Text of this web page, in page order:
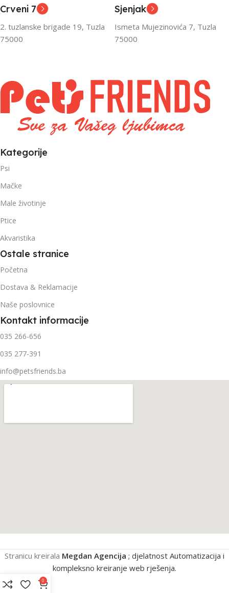
FILTRIRAJ PO TEŽINI
1kg – 3kg
FILTRIRAJ PO TEŽINI
Crveni 7
2. tuzlanske brigade 19, Tuzla
75000
Sjenjak
Ismeta Mujezinovića 7, Tuzla
75000
Kategorije
Psi
Mačke
Male životinje
Ptice
Akvaristika
Ostale stranice
Početna
Dostava & Reklamacije
Naše poslovnice
Kontakt informacije
035 266-656
035 277-391
info@petsfriends.ba
Stranicu kreirala Megdan Agencija ; djelatnost Automatizacija i
kompleksno kreiranje web rješenja.
0